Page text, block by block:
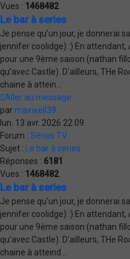
Vues : 1468482
Le bar à series
Je pense qu'un jour, je donnerai
jennifer coolidge) :) En attendant,
pour une 9ème saison (nathan
qu'avec Castle). D'ailleurs, THe
chaine à attein...
Aller au message
par maxwell39
lun. 13 avr. 2026 22:09
Forum : Séries TV
Sujet : Le bar à series
Réponses : 6181
Vues : 1468482
Le bar à series
Je pense qu'un jour, je donnerai
jennifer coolidge) :) En attendant,
pour une 9ème saison (nathan
qu'avec Castle). D'ailleurs, THe
chaine à atteind...